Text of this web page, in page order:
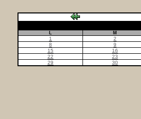
L M
1 2
8
9
15
16
22
23
29
30